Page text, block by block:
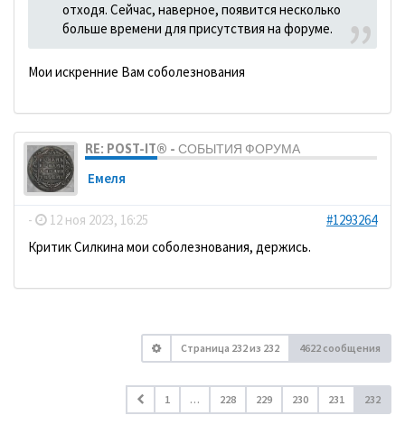
отходя. Сейчас, наверное, появится несколько
больше времени для присутствия на форуме.
Мои искренние Вам соболезнования
RE: POST-IT® - СОБЫТИЯ ФОРУМА
Емеля
- 12 ноя 2023, 16:25
#1293264
Критик Силкина мои соболезнования, держись.
Страница 232из 232 4622 сообщения
1 … 228 229 230 231 232